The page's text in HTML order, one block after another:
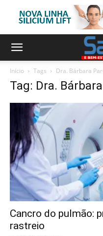
Início Tags Dra. Bárbara
Tag: Dra.
Cancro do pulmão:
rastreio